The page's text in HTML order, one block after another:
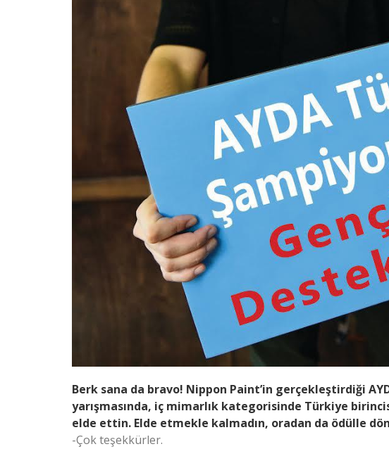
Berk sana da bravo! Nippon Paint’in gerçekleştirdiği
yarışmasında, iç mimarlık kategorisinde Türkiye
elde ettin. Elde etmekle kalmadın, oradan da ödülle
-Çok teşekkürler.